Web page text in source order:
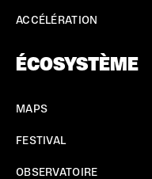
ACCÉLÉRATION
ÉCOSYSTÈME
MAPS
FESTIVAL
OBSERVATOIRE